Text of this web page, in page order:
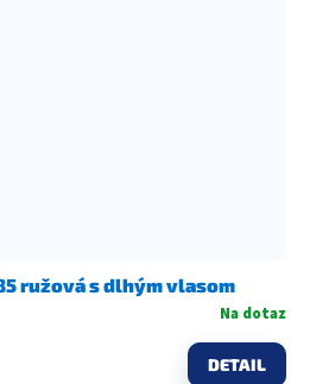
ružová s dlhým vlasom
Na dotaz
DETAIL